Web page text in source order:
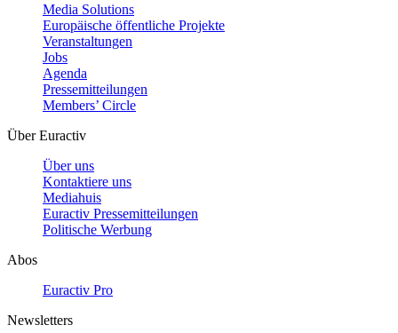
Media Solutions
Europäische öffentliche Projekte
Veranstaltungen
Jobs
Agenda
Pressemitteilungen
Members’ Circle
Über Euractiv
Über uns
Kontaktiere uns
Mediahuis
Euractiv Pressemitteilungen
Politische Werbung
Abos
Euractiv Pro
Newsletters